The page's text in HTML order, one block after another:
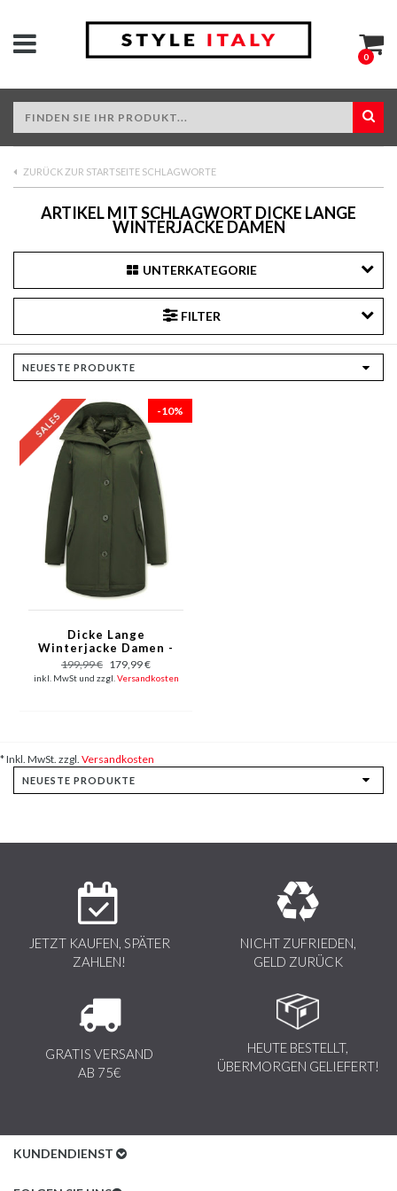
0
ZURÜCK ZUR STARTSEITE SCHLAGWORTE
ARTIKEL MIT SCHLAGWORT DICKE LANGE
WINTERJACKE DAMEN
UNTERKATEGORIE
FILTER
-10%
Dicke Lange
Winterjacke Damen -
Grün
199,99 € 179,99 €
inkl. MwSt und zzgl. Versandkosten
* Inkl. MwSt. zzgl. Versandkosten
JETZT KAUFEN, SPÄTER
ZAHLEN!
NICHT ZUFRIEDEN,
GELD ZURÜCK
GRATIS VERSAND
AB 75€
HEUTE BESTELLT,
ÜBERMORGEN GELIEFERT!
KUNDENDIENST
Kundenservice